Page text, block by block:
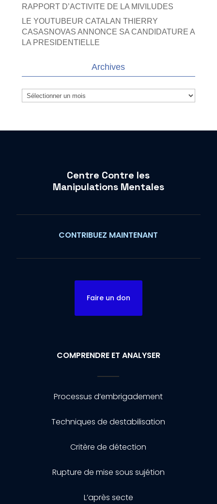
RAPPORT D’ACTIVITE DE LA MIVILUDES
LE YOUTUBEUR CATALAN THIERRY
CASASNOVAS ANNONCE SA CANDIDATURE A
LA PRESIDENTIELLE
Archives
Archives
Centre Contre les
Manipulations Mentales
CONTRIBUEZ MAINTENANT
Faire un don
COMPRENDRE ET ANALYSER
Processus d’embrigadement
Techniques de destabilisation
Critère de détection
Rupture de mise sous sujétion
L’après secte